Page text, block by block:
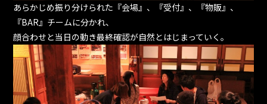
あらかじめ振り分けられた『会場』、『受付』、『物販』、
『BAR』チームに分かれ、
顔合わせと当日の動き最終確認が自然とはじまっていく。